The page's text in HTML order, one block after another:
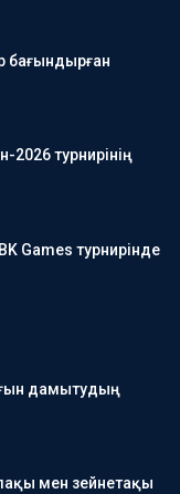
бағындырған
турнирінің
Games турнирінде
дамытудың
мен зейнетақы